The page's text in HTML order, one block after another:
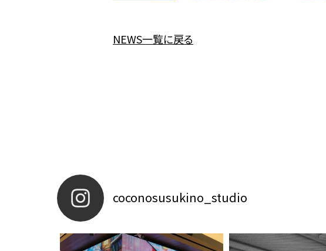
NEWS一覧に戻る
coconosusukino_studio